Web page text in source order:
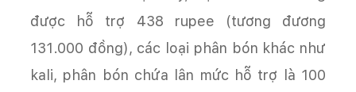
được hỗ trợ 438 rupee (tương đương
131.000 đồng), các loại phân bón khác như
kali, phân bón chứa lân mức hỗ trợ là 100